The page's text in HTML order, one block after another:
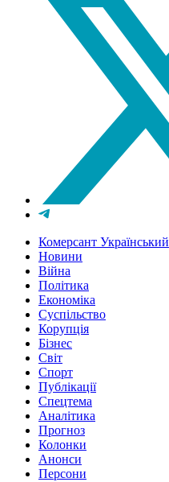
Комерсант Український
Новини
Війна
Політика
Економіка
Суспільство
Корупція
Бізнес
Світ
Спорт
Публікації
Спецтема
Аналітика
Прогноз
Колонки
Анонси
Персони